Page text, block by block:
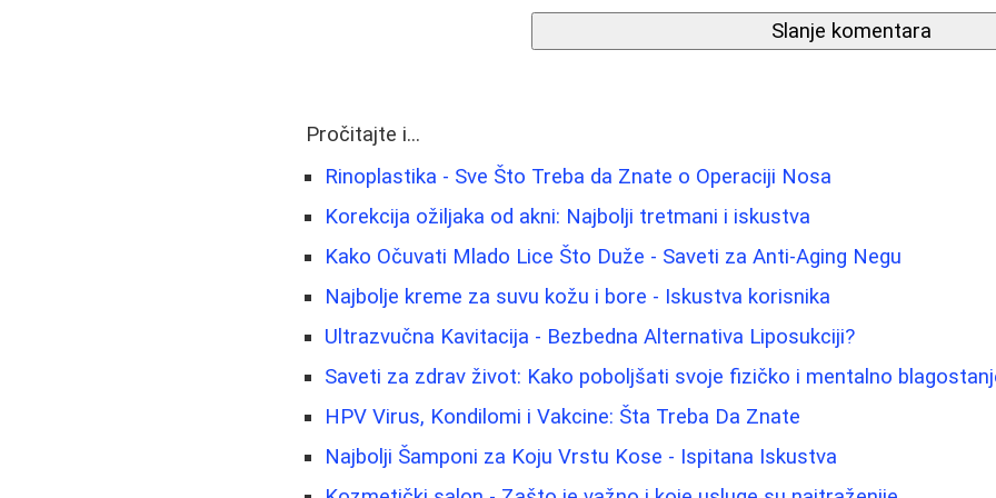
Slanje komentara
Pročitajte i...
Rinoplastika - Sve Što Treba da Znate o Operaciji Nosa
Korekcija ožiljaka od akni: Najbolji tretmani i iskustva
Kako Očuvati Mlado Lice Što Duže - Saveti za Anti-Aging Negu
Najbolje kreme za suvu kožu i bore - Iskustva korisnika
Ultrazvučna Kavitacija - Bezbedna Alternativa Liposukciji?
Saveti za zdrav život: Kako poboljšati svoje fizičko i mentalno
HPV Virus, Kondilomi i Vakcine: Šta Treba Da Znate
Najbolji Šamponi za Koju Vrstu Kose - Ispitana Iskustva